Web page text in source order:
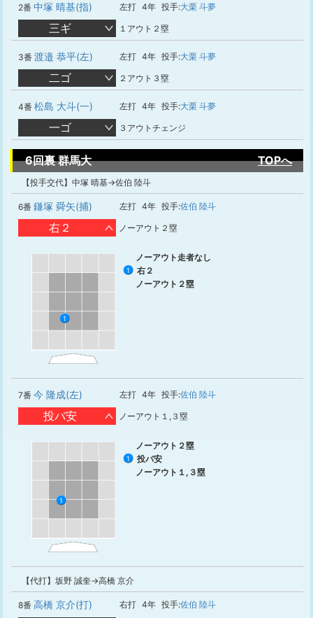
2番 中塚 晴基(指) 左打 4年 投手:大栗 斗夢
三ギ １アウト２塁
3番 渡邉 恭平(左) 左打 4年 投手:大栗 斗夢
二ゴ ２アウト３塁
4番 松島 大斗(一) 左打 4年 投手:大栗 斗夢
一ゴ ３アウトチェンジ
6回裏 群馬大 TOPへ
【投手交代】中塚 晴基→佐伯 陸斗
6番 鎌塚 舜矢(捕) 左打 4年 投手:佐伯 陸斗
右２ ノーアウト２塁
1
ノーアウト走者なし
1
右２
ノーアウト２塁
7番 今 隆成(左) 左打 4年 投手:佐伯 陸斗
投バ安 ノーアウト１,３塁
1
ノーアウト２塁
1
投バ安
ノーアウト１,３塁
【代打】坂野 誠奎→高橋 京介
8番 高橋 京介(打) 右打 4年 投手:佐伯 陸斗